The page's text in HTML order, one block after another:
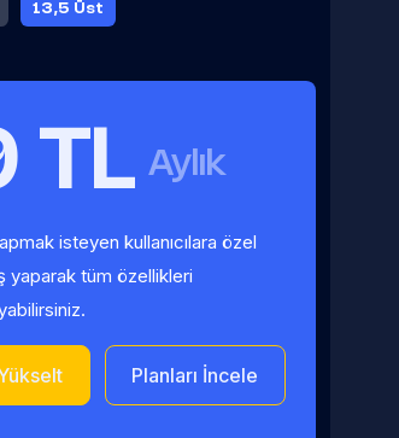
13,5 Üst
TL Aylık
isteyen kullanıcılara özel
yaparak tüm özellikleri
Planları İncele